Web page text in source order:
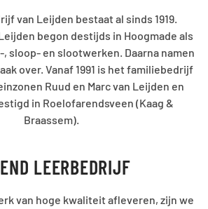
van Leijden bestaat al sinds 1919.
begon destijds in Hoogmade als
sloop- en slootwerken. Daarna namen
over. Vanaf 1991 is het familiebedrijf
Ruud en Marc van Leijden en
in Roelofarendsveen (Kaag &
Braassem).
LEERBEDRIJF
van hoge kwaliteit afleveren, zijn we